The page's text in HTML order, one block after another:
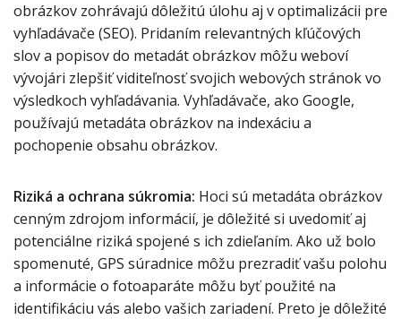
obrázkov zohrávajú dôležitú úlohu aj v optimalizácii pre
vyhľadávače (SEO). Pridaním relevantných kľúčových
slov a popisov do metadát obrázkov môžu weboví
vývojári zlepšiť viditeľnosť svojich webových stránok vo
výsledkoch vyhľadávania. Vyhľadávače, ako Google,
používajú metadáta obrázkov na indexáciu a
pochopenie obsahu obrázkov.
Riziká a ochrana súkromia: Hoci sú metadáta obrázkov
cenným zdrojom informácií, je dôležité si uvedomiť aj
potenciálne riziká spojené s ich zdieľaním. Ako už bolo
spomenuté, GPS súradnice môžu prezradiť vašu polohu
a informácie o fotoaparáte môžu byť použité na
identifikáciu vás alebo vašich zariadení. Preto je dôležité